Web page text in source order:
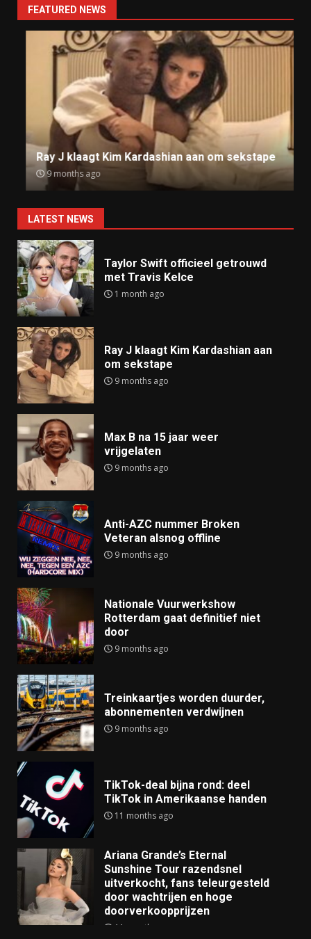
FEATURED NEWS
Ray J klaagt Kim Kardashian aan om sekstape
9 months ago
LATEST NEWS
Taylor Swift officieel getrouwd
met Travis Kelce
1 month ago
Ray J klaagt Kim Kardashian aan
om sekstape
9 months ago
Max B na 15 jaar weer
vrijgelaten
9 months ago
Anti-AZC nummer Broken
Veteran alsnog offline
9 months ago
Nationale Vuurwerkshow
Rotterdam gaat definitief niet
door
9 months ago
Treinkaartjes worden duurder,
abonnementen verdwijnen
9 months ago
TikTok-deal bijna rond: deel
TikTok in Amerikaanse handen
11 months ago
Ariana Grande’s Eternal
Sunshine Tour razendsnel
uitverkocht, fans teleurgesteld
door wachtrijen en hoge
doorverkoopprijzen
11 months ago